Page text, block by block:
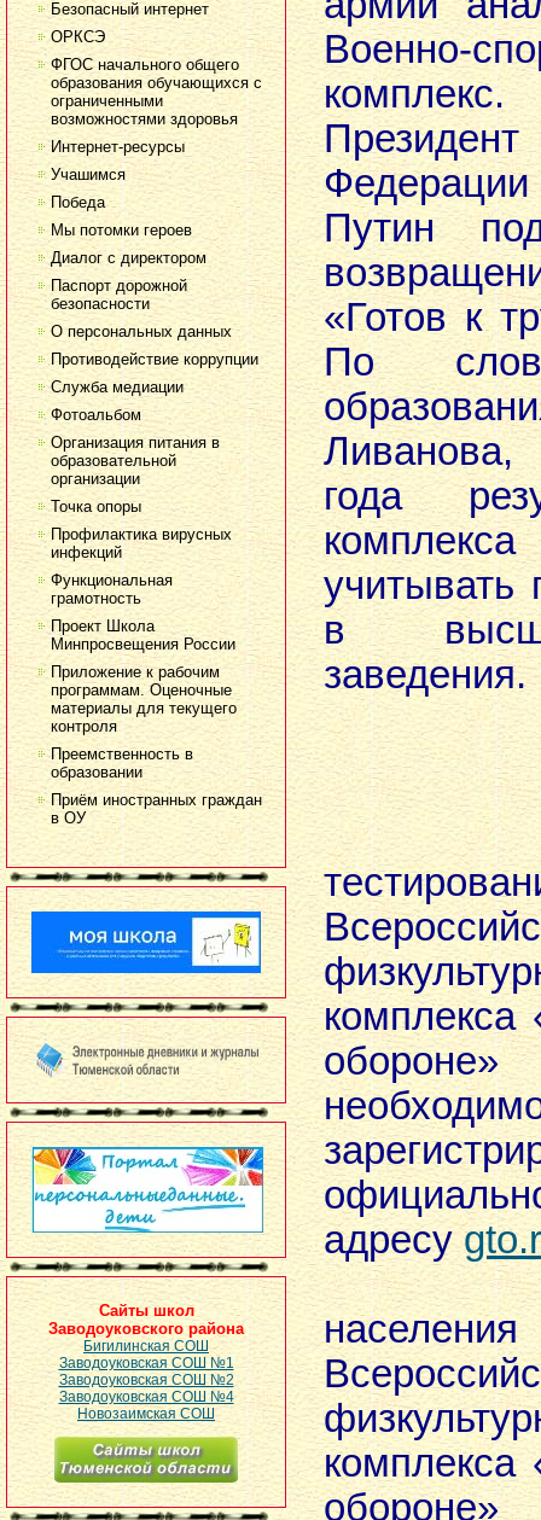
Безопасный интернет
ОРКСЭ
ФГОС начального общего
образования обучающихся с
ограниченными
возможностями здоровья
Интернет-ресурсы
Учашимся
Победа
Мы потомки героев
Диалог с директором
Паспорт дорожной
безопасности
О персональных данных
Противодействие коррупции
Служба медиации
Фотоальбом
Организация питания в
образовательной
организации
Точка опоры
Профилактика вирусных
инфекций
Функциональная
грамотность
Проект Школа
Минпросвещения России
Приложение к рабочим
программам. Оценочные
материалы для текущего
контроля
Преемственность в
образовании
Приём иностранных граждан
в ОУ
Сайты школ
Заводоуковского района
Бигилинская СОШ
Заводоуковская СОШ №1
Заводоуковская СОШ №2
Заводоуковская СОШ №4
Новозаимская СОШ
Военно-
Путин
«Готов к
По
Ливанова,
года
учитывать
в
заведения.
комплекса
адресу
комплекса